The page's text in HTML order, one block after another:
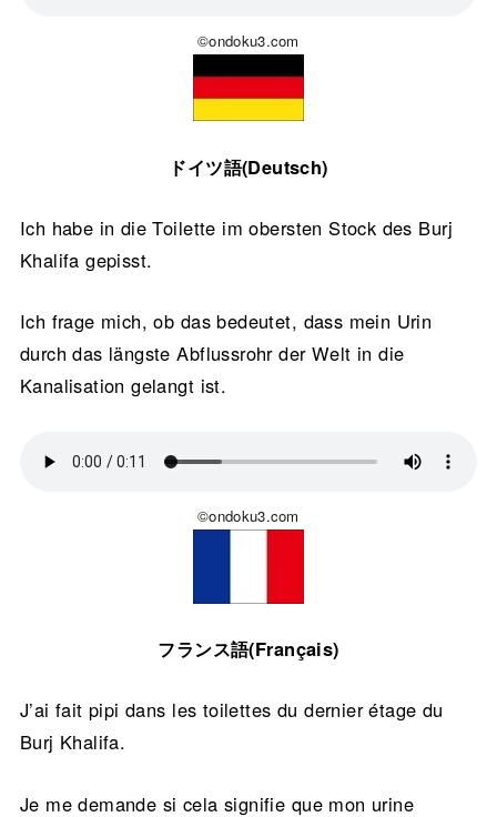
©ondoku3.com
ドイツ語(Deutsch)
Ich habe in die Toilette im obersten Stock des Burj
Khalifa gepisst.
Ich frage mich, ob das bedeutet, dass mein Urin
durch das längste Abflussrohr der Welt in die
Kanalisation gelangt ist.
©ondoku3.com
フランス語(Français)
J’ai fait pipi dans les toilettes du dernier étage du
Burj Khalifa.
Je me demande si cela signifie que mon urine